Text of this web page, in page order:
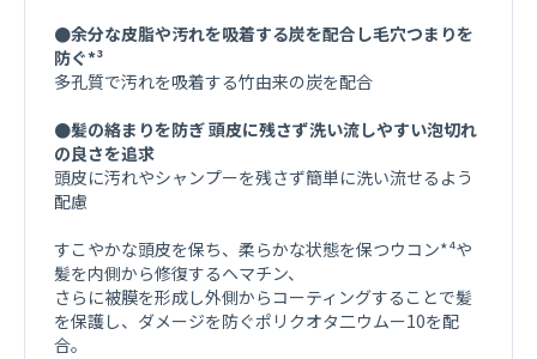
●余分な皮脂や汚れを吸着する炭を配合し毛穴つまりを
防ぐ*³
多孔質で汚れを吸着する竹由来の炭を配合
●髪の絡まりを防ぎ 頭皮に残さず洗い流しやすい泡切れ
の良さを追求
頭皮に汚れやシャンプーを残さず簡単に洗い流せるよう
配慮
すこやかな頭皮を保ち、柔らかな状態を保つウコン*⁴や
髪を内側から修復するヘマチン、
さらに被膜を形成し外側からコーティングすることで髪
を保護し、ダメージを防ぐポリクオタ二ウムー10を配
合。